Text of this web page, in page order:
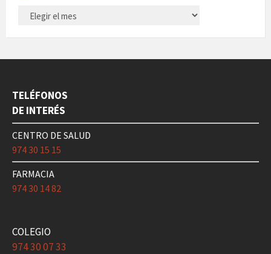
TELÉFONOS
DE INTERÉS
CENTRO DE SALUD
974 30 15 15
FARMACIA
974 30 14 82
COLEGIO
974 30 07 33